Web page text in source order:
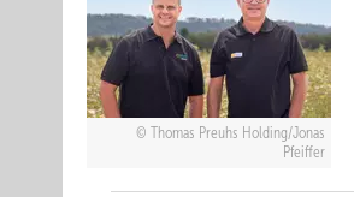
Thomas Preuhs Holding/Jonas
Pfeiffer